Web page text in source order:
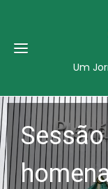
Um